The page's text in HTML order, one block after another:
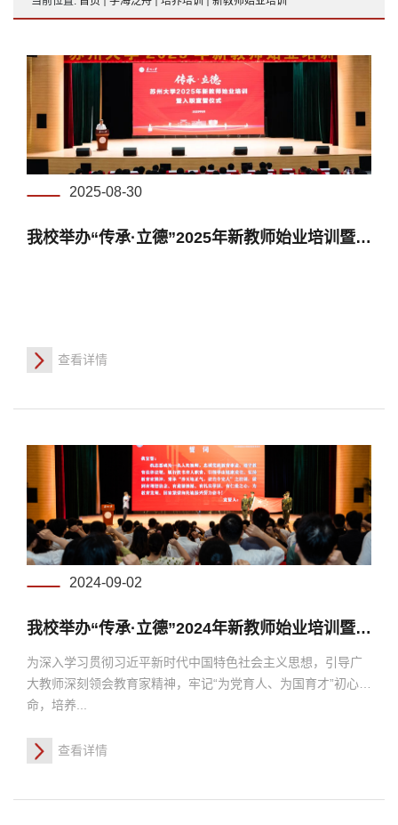
2025-08-30
我校举办“传承·立德”2025年新教师始业培训暨入职宣誓仪式
查看详情
2024-09-02
我校举办“传承·立德”2024年新教师始业培训暨入职宣誓仪式
为深入学习贯彻习近平新时代中国特色社会主义思想，引导广
大教师深刻领会教育家精神，牢记“为党育人、为国育才”初心使
命，培养...
查看详情